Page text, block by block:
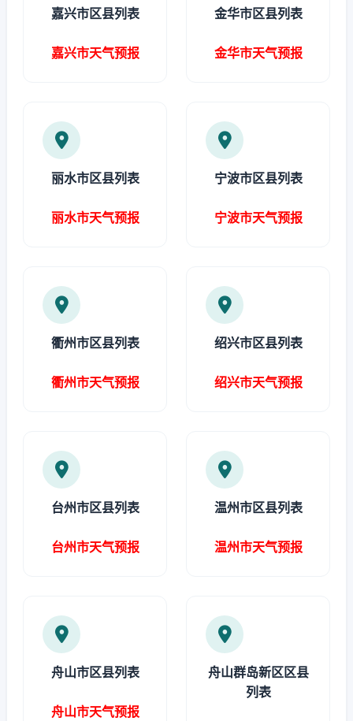
嘉兴市区县列表
嘉兴市天气预报
金华市区县列表
金华市天气预报
丽水市区县列表
丽水市天气预报
宁波市区县列表
宁波市天气预报
衢州市区县列表
衢州市天气预报
绍兴市区县列表
绍兴市天气预报
台州市区县列表
台州市天气预报
温州市区县列表
温州市天气预报
舟山市区县列表
舟山市天气预报
舟山群岛新区区县
列表